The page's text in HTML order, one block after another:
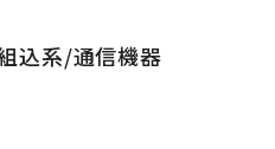
込系/通信機器